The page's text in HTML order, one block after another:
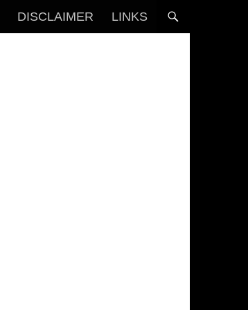
DISCLAIMER LINKS